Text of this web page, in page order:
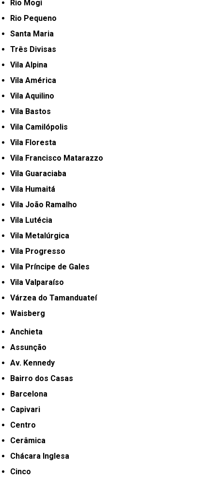
Rio Mogi
Rio Pequeno
Santa Maria
Três Divisas
Vila Alpina
Vila América
Vila Aquilino
Vila Bastos
Vila Camilópolis
Vila Floresta
Vila Francisco Matarazzo
Vila Guaraciaba
Vila Humaitá
Vila João Ramalho
Vila Lutécia
Vila Metalúrgica
Vila Progresso
Vila Príncipe de Gales
Vila Valparaíso
Várzea do Tamanduateí
Waisberg
Anchieta
Assunção
Av. Kennedy
Bairro dos Casas
Barcelona
Capivari
Centro
Cerâmica
Chácara Inglesa
Cinco